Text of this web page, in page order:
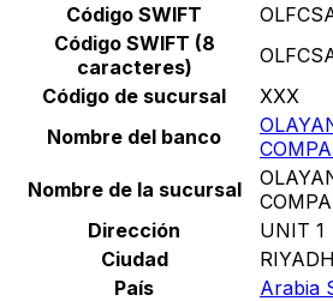
Código SWIFT
Código SWIFT (8
caracteres)
Código de sucursal
XXX
Nombre del banco
Nombre de la sucursal
Dirección
UNIT 1
Ciudad
RIYADH
País
Arabia